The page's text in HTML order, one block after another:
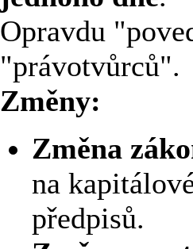
Opravdu
"právotvůrců".
Změny:
Změna
na
předpisů.